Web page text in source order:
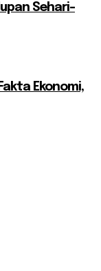
Sehari-
Ekonomi,